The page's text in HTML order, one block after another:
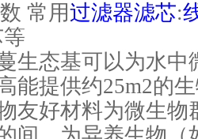
常用过滤器滤芯:
生态基可以为水中
能提供约25m2的
友好材料为微生物